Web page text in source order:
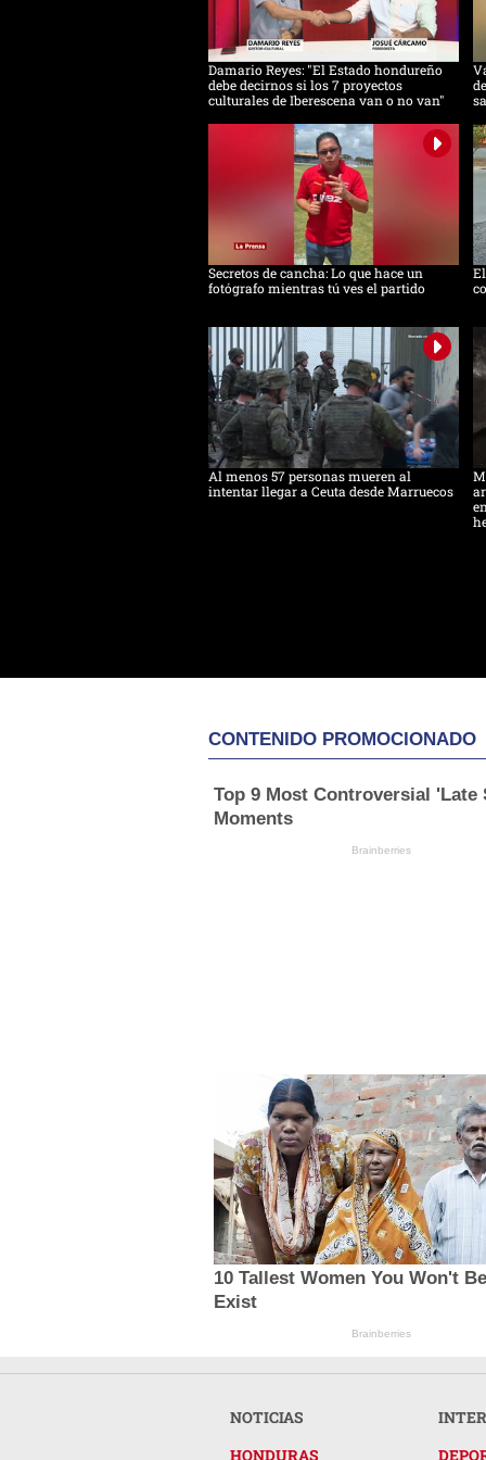
Damario Reyes: "El Estado hondureño
debe decirnos si los 7 proyectos
culturales de Iberescena van o no van"
Secretos de cancha: Lo que hace un
fotógrafo mientras tú ves el partido
Al menos 57 personas mueren al
intentar llegar a Ceuta desde Marruecos
CONTENIDO PROMOCIONADO
Top 9 Most Controversial 'Late
Moments
Brainberries
10 Tallest Women You Won't
Exist
Brainberries
NOTICIAS
HONDURAS